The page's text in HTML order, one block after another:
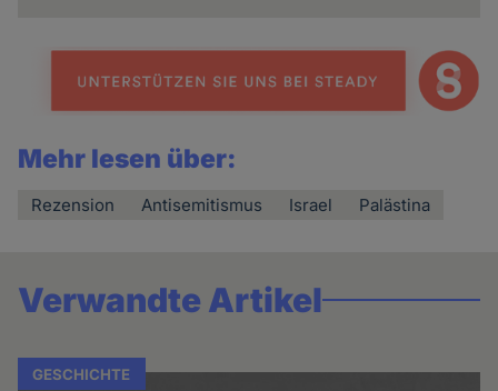
Mehr lesen über:
Rezension Antisemitismus Israel Palästina
Verwandte Artikel
GESCHICHTE